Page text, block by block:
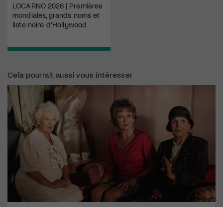
LOCARNO 2026 | Premières
mondiales, grands noms et
liste noire d’Hollywood
Cela pourrait aussi vous intéresser